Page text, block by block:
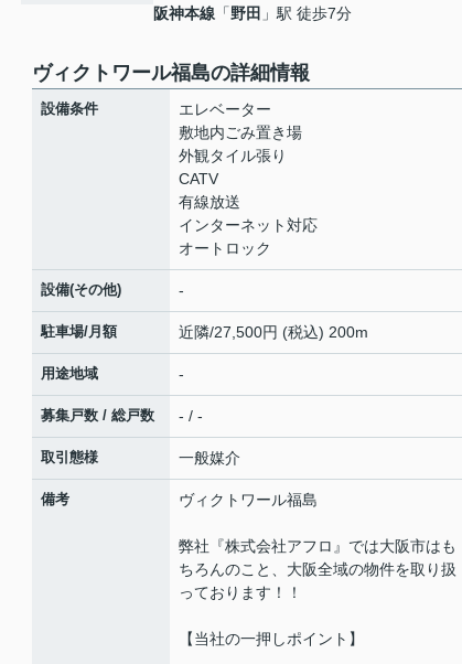
阪神本線 「野田 」駅 徒歩7分
ヴィクトワール福島の詳細情報
設備条件
エレベーター
敷地内ごみ置き場
外観タイル張り
CATV
有線放送
インターネット対応
オートロック
設備(その他) -
駐車場/月額 近隣/27,500円 (税込) 200m
用途地域 -
募集戸数 / 総戸数 - / -
取引態様 一般媒介
備考 ヴィクトワール福島
弊社『株式会社アフロ』では大阪市はも
ちろんのこと、大阪全域の物件を取り扱
っております！！
【当社の一押しポイント】